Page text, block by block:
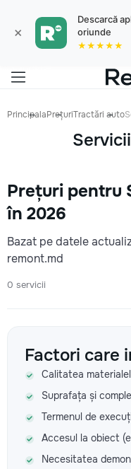
×
Descarcă
oriunde
★★★★★
PrincipalaPrețuriTractări auto
Prețuri pentru
în 2026
Bazat pe datele
remont.md
0 servicii
Factori care
Calitatea
Suprafața și
Termenul de
Accesul la obiect
Necesitatea